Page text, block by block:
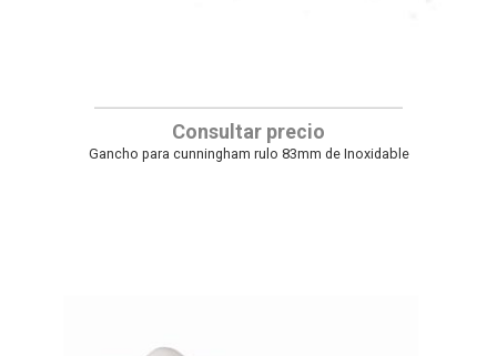
Consultar precio
Gancho para cunningham rulo 83mm de Inoxidable